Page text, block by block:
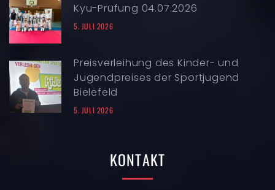
Kyu-Prüfung 04.07.2026
5. JULI 2026
Preisverleihung des Kinder- und
Jugendpreises der Sportjugend
Bielefeld
5. JULI 2026
KONTAKT